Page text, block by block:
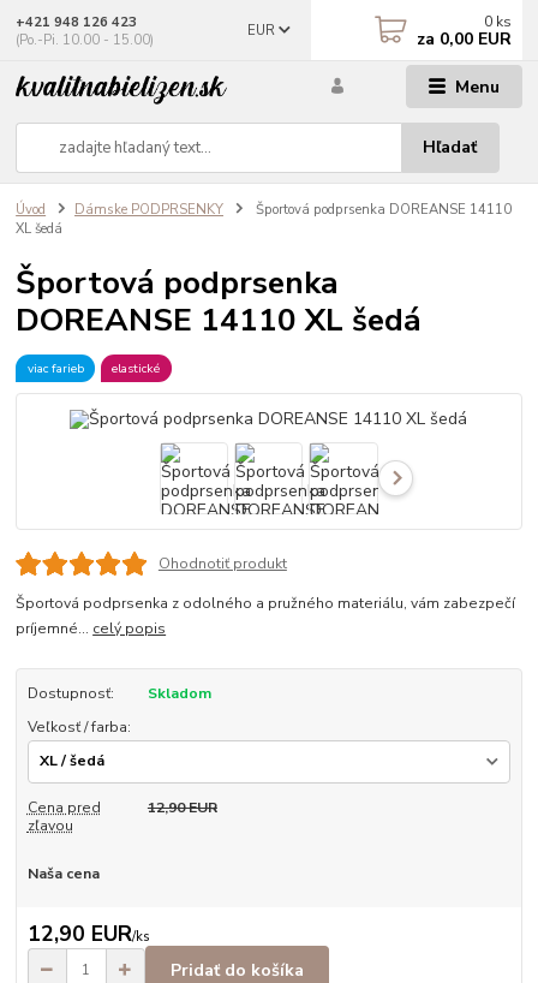
Menu
EUR
Hľadať
+421 948 126 423
(Po.-Pi. 10.00 - 15.00)
0 ks
za 0,00 EUR
Úvod Dámske PODPRSENKY
Športová podprsenka DOREANSE 14110
XL šedá
Športová podprsenka
DOREANSE 14110 XL šedá
viac farieb elastické
Ohodnotiť produkt
Športová podprsenka z odolného a pružného materiálu, vám zabezpečí
príjemné... celý popis
Dostupnosť:
Skladom
Veľkosť / farba:
Cena pred
zľavou
12,90 EUR
Naša cena
12,90 EUR/ks
Pridať do košíka